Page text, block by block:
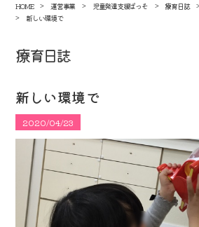
HOME 運営事業 児童発達支援ぱっそ 療育日誌
新しい環境で
療育日誌
新しい環境で
2020/04/23